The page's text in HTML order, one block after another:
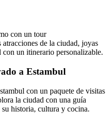
con un tour
de la ciudad, joyas
un itinerario personalizable.
a Estambul
con un paquete de visitas
la ciudad con una guía
historia, cultura y cocina.